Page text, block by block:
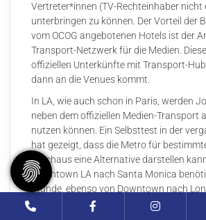
Vertreter*innen (TV-Rechteinhaber nicht
unterbringen zu können. Der Vorteil der
vom OCOG angebotenen Hotels ist der
Transport-Netzwerk für die Medien.
offiziellen Unterkünfte mit Transport-
dann an die Venues kommt.
In LA, wie auch schon in Paris, werden
neben dem offiziellen Medien-Transport
nutzen können. Ein Selbsttest in der
hat gezeigt, dass die Metro für
durchaus eine Alternative darstellen
Downtown LA nach Santa Monica
Stunde, ebenso von Downtown nach
2028 soll die Linie D in den Westen der